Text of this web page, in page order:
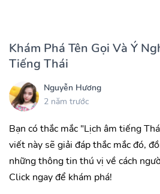
Khám Phá Tên Gọi Và Ý
Tiếng Thái
Nguyễn Hương
2 năm trước
Bạn có thắc mắc "Lịch âm tiếng
viết này sẽ giải đáp thắc mắc đó,
những thông tin thú vị về cách
Click ngay để khám phá!